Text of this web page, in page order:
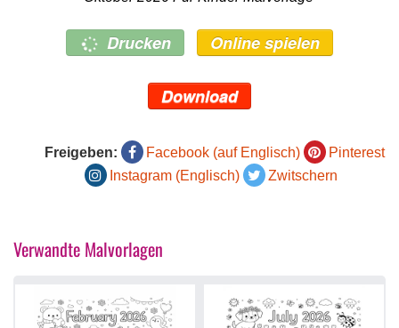
Drucken Online spielen
Download
Freigeben: Facebook (auf Englisch)
Pinterest
Instagram (Englisch)
Zwitschern
Verwandte Malvorlagen